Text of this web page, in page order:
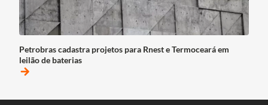
Petrobras cadastra projetos para Rnest e Termoceará em
leilão de baterias
arrow_forward